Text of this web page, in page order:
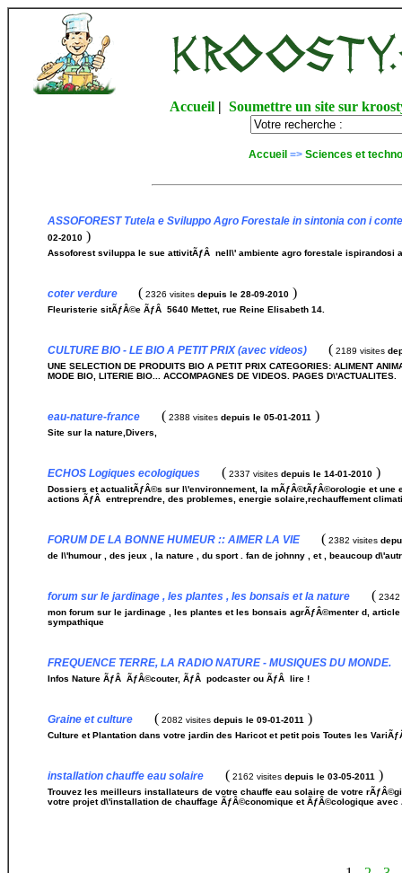
Accueil |Soumettre un site sur
Accueil =>Sciences et
ASSOFOREST Tutela e Sviluppo Agro Forestale in sintonia con i
02-2010 )
Assoforest sviluppa le sue attivitÃƒÂ nell\' ambiente agro forestale ispirandosi
coter verdure ( 2326 visites depuis le 28-09-2010 )
Fleuristerie sitÃƒÂ©e ÃƒÂ 5640 Mettet, rue Reine Elisabeth 14.
CULTURE BIO - LE BIO A PETIT PRIX (avec videos) ( 2189 visites
UNE SELECTION DE PRODUITS BIO A PETIT PRIX CATEGORIES: ALIMENT
MODE BIO, LITERIE BIO... ACCOMPAGNES DE VIDEOS. PAGES D\'ACTUALITES.
eau-nature-france ( 2388 visites depuis le 05-01-2011 )
Site sur la nature,Divers,
ECHOS Logiques ecologiques ( 2337 visites depuis le 14-01-2010 )
Dossiers et actualitÃƒÂ©s sur l\'environnement, la mÃƒÂ©tÃƒÂ©orologie et
actions ÃƒÂ entreprendre, des problemes, energie solaire,rechauffement
FORUM DE LA BONNE HUMEUR :: AIMER LA VIE( 2382 visites
de l\'humour , des jeux , la nature , du sport . fan de johnny , et , beaucoup
forum sur le jardinage , les plantes , les bonsais et la nature (
mon forum sur le jardinage , les plantes et les bonsais agrÃƒÂ©menter d,
sympathique
FREQUENCE TERRE, LA RADIO NATURE - MUSIQUES DU MONDE.
Infos Nature ÃƒÂ ÃƒÂ©couter, ÃƒÂ podcaster ou ÃƒÂ lire !
Graine et culture ( 2082 visites depuis le 09-01-2011 )
Culture et Plantation dans votre jardin des Haricot et petit pois Toutes les
installation chauffe eau solaire ( 2162 visites depuis le 03-05-2011 )
Trouvez les meilleurs installateurs de votre chauffe eau solaire de votre
votre projet d\'installation de chauffage ÃƒÂ©conomique et ÃƒÂ©cologique avec